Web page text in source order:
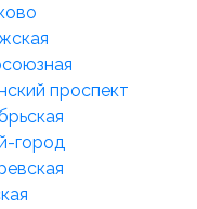
проспект
город